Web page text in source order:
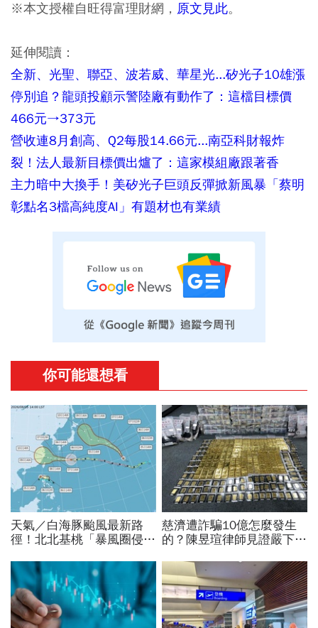
※本文授權自旺得富理財網， 原文見此。
延伸閱讀：
全新、光聖、聯亞、波若威、華星光...矽光子10雄漲
停別追？龍頭投顧示警陸廠有動作了：這檔目標價
466元→373元
營收連8月創高、Q2每股14.66元...南亞科財報炸
裂！法人最新目標價出爐了：這家模組廠跟著香
主力暗中大換手！美矽光子巨頭反彈掀新風暴「蔡明
彰點名3檔高純度AI」有題材也有業績